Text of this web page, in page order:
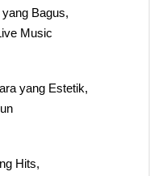
Bagus,
Music
yang Estetik,
Hits,